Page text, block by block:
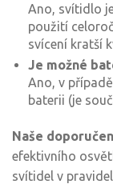
Ano, svítidlo
použití
svícení kratší
Je možné
Ano, v
baterii (je
Naše
efektivního
svítidel v